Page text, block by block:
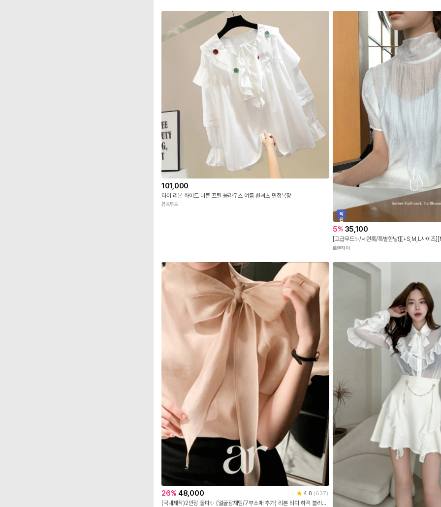
101,000
타이 리본 화이트 버튼 프릴 블라우스 여름 흰셔츠 면접복장
뮤즈무드
직
진
배
송
5% 35,100
로렌하이
26% 48,000 4.8 (637)
(국내제작)2만장 돌파✨ (얼굴광채템/7부소매 추가) 리본 타이 하객 블라우스 여름하객룩 출근룩 반팔 여리블라우스 반팔 블라우스 여름옷 데이트룩,리본블라우스,꾸안꾸룩,타이블라우스,오피스룩 bs8404